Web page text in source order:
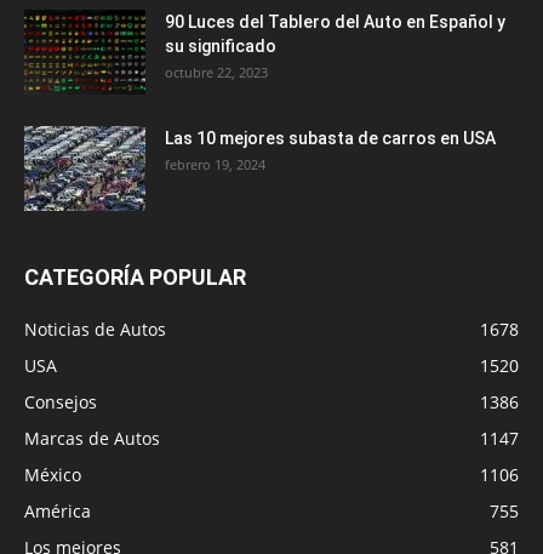
90 Luces del Tablero del Auto en Español y
su significado
octubre 22, 2023
Las 10 mejores subasta de carros en USA
febrero 19, 2024
CATEGORÍA POPULAR
Noticias de Autos
1678
USA
1520
Consejos
1386
Marcas de Autos
1147
México
1106
América
755
Los mejores
581